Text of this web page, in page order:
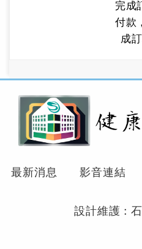
付款
成
最新消息 影音連結
設計維護 :